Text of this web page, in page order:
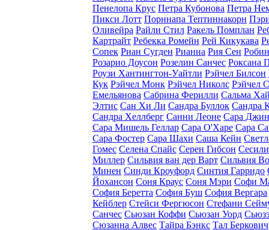
Пенелопа Крус Петра Кубонова Петра
Пикси Лотт Порннапа Тептиннакорн
Оливейра Райли Стил Ракель Помплан
Картрайт Ребекка Ромейн Рей Кикукава
Сопек Риан Сугден Рианна Рия Сен
Розарио Доусон Розелин Санчес Роксана
Роузи Хантингтон-Уайтли Рэйчел Билсон
Кук Рэйчел Монк Рэйчел Николс Рэйчел
Емельянова Сабрина Ферилли Сальма
Элтис Сан Хи Ли Сандра Буллок Сандра
Сандра Хеллберг Санни Леоне Сара
Сара Мишель Геллар Сара О'Харе Сара
Сара Фостер Сара Шахи Саша Кейн
Гомес Селена Спайс Серен Гибсон
Миллер Сильвия ван дер Варт Сильвия
Минен Синди Кроуфорд Синтия Гарридо
Йохансон Соня Краус Соня Мэри Софи
София Беретта София Буш София Вергара
Кейблер Стейси Фергюсон Стефани
Санчес Сьюзан Коффи Сьюзан Уорд
Сюзанна Алвес Тайра Бэнкс Тал Беркович